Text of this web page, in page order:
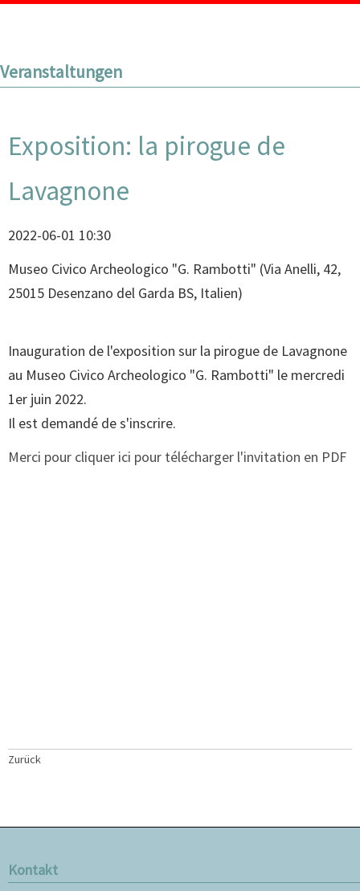
Veranstaltungen
Exposition: la pirogue de
Lavagnone
2022-06-01 10:30
Museo Civico Archeologico "G. Rambotti" (Via Anelli, 42,
25015 Desenzano del Garda BS, Italien)
Inauguration de l'exposition sur la pirogue de Lavagnone
au Museo Civico Archeologico "G. Rambotti" le mercredi
1er juin 2022.
Il est demandé de s'inscrire.
Merci pour cliquer ici pour télécharger l'invitation en PDF
Zurück
Kontakt